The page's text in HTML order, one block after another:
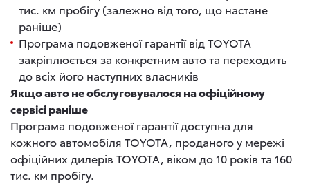
тис. км пробігу (залежно від того, що настане
раніше)
Програма подовженої гарантії від TOYOTA
закріплюється за конкретним авто та переходить
до всіх його наступних власників
Якщо авто не обслуговувалося на офіційному
сервісі раніше
Програма подовженої гарантії доступна для
кожного автомобіля TOYOTA, проданого у мережі
офіційних дилерів TOYOTA, віком до 10 років та 160
тис. км пробігу.